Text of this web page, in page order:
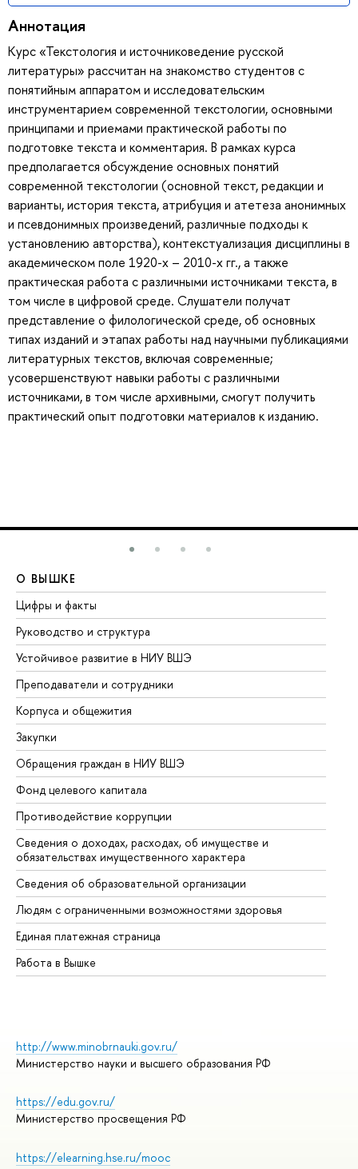
Аннотация
Курс «Текстология и источниковедение русской
литературы» рассчитан на знакомство студентов с
понятийным аппаратом и исследовательским
инструментарием современной текстологии, основными
принципами и приемами практической работы по
подготовке текста и комментария. В рамках курса
предполагается обсуждение основных понятий
современной текстологии (основной текст, редакции и
варианты, история текста, атрибуция и атетеза анонимных
и псевдонимных произведений, различные подходы к
установлению авторства), контекстуализация дисциплины в
академическом поле 1920-х – 2010-х гг., а также
практическая работа с различными источниками текста, в
том числе в цифровой среде. Слушатели получат
представление о филологической среде, об основных
типах изданий и этапах работы над научными публикациями
литературных текстов, включая современные;
усовершенствуют навыки работы с различными
источниками, в том числе архивными, смогут получить
практический опыт подготовки материалов к изданию.
О ВЫШКЕ
Цифры и факты
Руководство и структура
Устойчивое развитие в НИУ ВШЭ
Преподаватели и сотрудники
Корпуса и общежития
Закупки
Обращения граждан в НИУ ВШЭ
Фонд целевого капитала
Противодействие коррупции
Сведения о доходах, расходах, об имуществе и
обязательствах имущественного характера
Сведения об образовательной организации
Людям с ограниченными возможностями здоровья
Единая платежная страница
Работа в Вышке
http://www.minobrnauki.gov.ru/
Министерство науки и высшего образования РФ
https://edu.gov.ru/
Министерство просвещения РФ
https://elearning.hse.ru/mooc